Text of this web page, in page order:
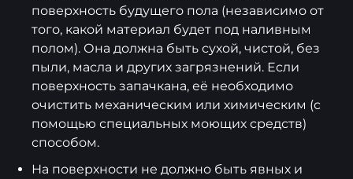
поверхность будущего пола (независимо от
того, какой материал будет под наливным
полом). Она должна быть сухой, чистой, без
пыли, масла и других загрязнений. Если
поверхность запачкана, её необходимо
очистить механическим или химическим (с
помощью специальных моющих средств)
способом.
На поверхности не должно быть явных и